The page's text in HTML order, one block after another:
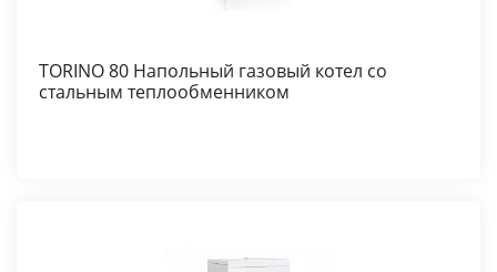
TORINO 80 Напольный газовый котел со
стальным теплообменником